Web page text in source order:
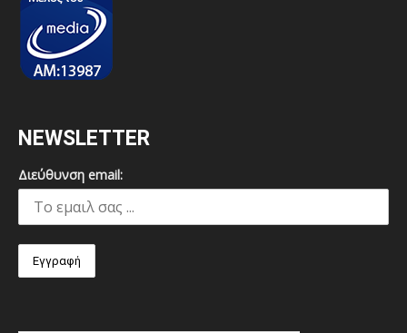
NEWSLETTER
Διεύθυνση email: